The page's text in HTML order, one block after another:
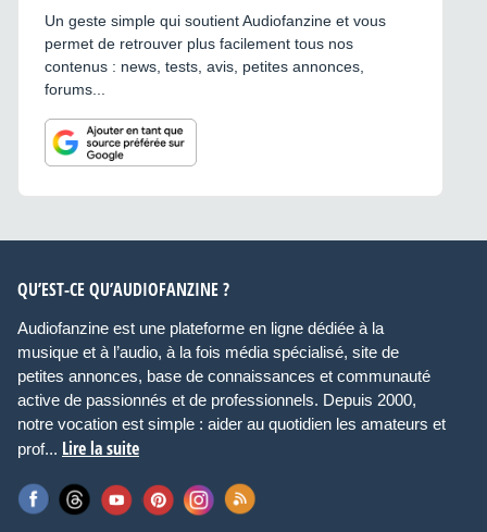
Un geste simple qui soutient Audiofanzine et vous
permet de retrouver plus facilement tous nos
contenus : news, tests, avis, petites annonces,
forums...
QU’EST-CE QU’AUDIOFANZINE ?
Audiofanzine est une plateforme en ligne dédiée à la
musique et à l’audio, à la fois média spécialisé, site de
petites annonces, base de connaissances et communauté
active de passionnés et de professionnels. Depuis 2000,
notre vocation est simple : aider au quotidien les amateurs et
prof... Lire la suite